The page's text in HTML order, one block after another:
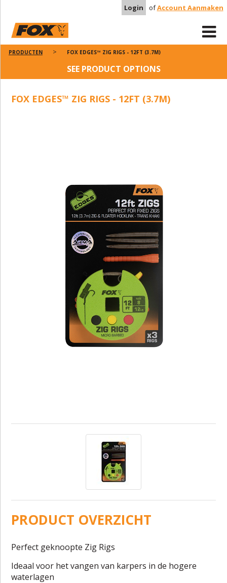
Login ofAccount Aanmaken
PRODUCTEN FOX EDGES™ ZIG RIGS - 12FT (3.7M)
SEE PRODUCT OPTIONS
FOX EDGES™ ZIG RIGS - 12FT (3.7M)
PRODUCT OVERZICHT
Perfect geknoopte Zig Rigs
Ideaal voor het vangen van karpers in de hogere
waterlagen